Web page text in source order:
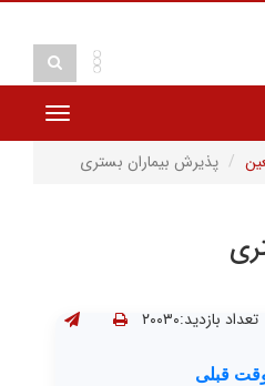
Toggle
پذیرش بیماران بستری
تعداد بازدید:۲۰۰۳۰
قبلی